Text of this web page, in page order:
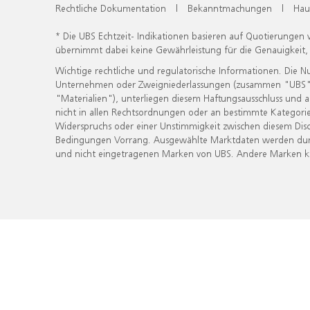
Rechtliche Dokumentation | Bekanntmachungen |
* Die UBS Echtzeit- Indikationen basieren auf
übernimmt dabei keine Gewährleistung für die
Wichtige rechtliche und regulatorische Informationen. Die
Unternehmen oder Zweigniederlassungen (zusammen
"Materialien"), unterliegen diesem Haftungsausschluss
nicht in allen Rechtsordnungen oder an bestimmte
Widerspruchs oder einer Unstimmigkeit zwischen diesem
Bedingungen Vorrang. Ausgewählte Marktdaten werden
und nicht eingetragenen Marken von UBS. Andere Marken